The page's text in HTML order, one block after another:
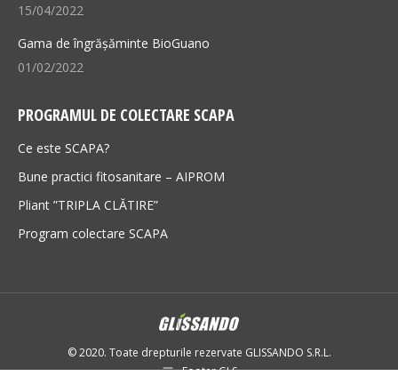
15/04/2022
Gama de îngrășăminte BioGuano
01/02/2022
PROGRAMUL DE COLECTARE SCAPA
Ce este SCAPA?
Bune practici fitosanitare – AIPROM
Pliant ”TRIPLA CLĂTIRE”
Program colectare SCAPA
© 2020. Toate drepturile rezervate GLISSANDO S.R.L.
Footer GLS